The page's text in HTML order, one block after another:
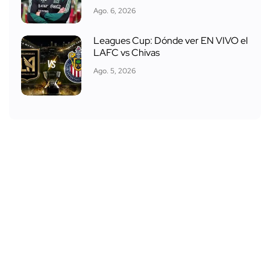
Ago. 6, 2026
Leagues Cup: Dónde ver EN VIVO el
LAFC vs Chivas
Ago. 5, 2026